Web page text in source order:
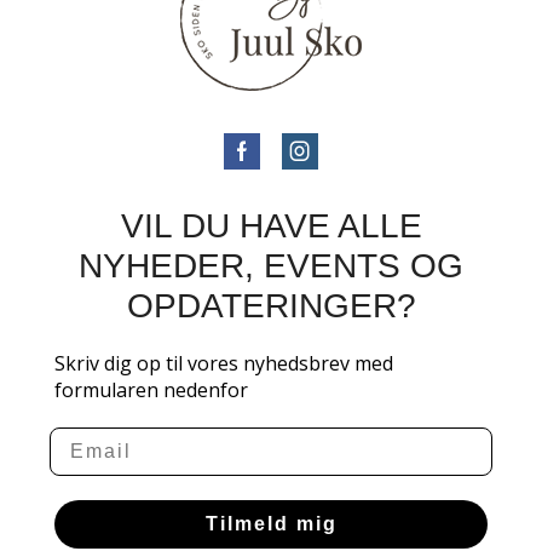
VIL DU HAVE ALLE
NYHEDER, EVENTS OG
OPDATERINGER?
Skriv dig op til vores nyhedsbrev med
formularen nedenfor
Email
Tilmeld mig